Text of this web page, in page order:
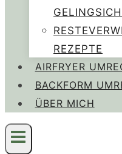
REZEPTE
AIRFRYER
BACKFORM
ÜBER MICH